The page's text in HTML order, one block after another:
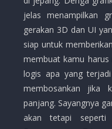
jelas menampilkan
gerakan 3D dan UI
siap untuk
membuat kamu
logis apa yang
membosankan jika
panjang. Sayangnya
akan tetapi seperti